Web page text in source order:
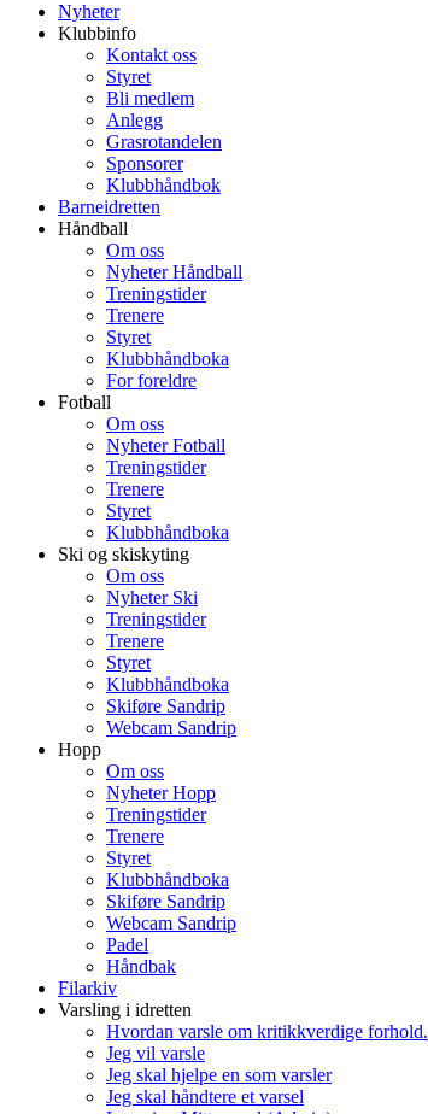
Nyheter
Klubbinfo
Kontakt oss
Styret
Bli medlem
Anlegg
Grasrotandelen
Sponsorer
Klubbhåndbok
Barneidretten
Håndball
Om oss
Nyheter Håndball
Treningstider
Trenere
Styret
Klubbhåndboka
For foreldre
Fotball
Om oss
Nyheter Fotball
Treningstider
Trenere
Styret
Klubbhåndboka
Ski og skiskyting
Om oss
Nyheter Ski
Treningstider
Trenere
Styret
Klubbhåndboka
Skiføre Sandrip
Webcam Sandrip
Hopp
Om oss
Nyheter Hopp
Treningstider
Trenere
Styret
Klubbhåndboka
Skiføre Sandrip
Webcam Sandrip
Padel
Håndbak
Filarkiv
Varsling i idretten
Hvordan varsle om kritikkverdige forhold.
Jeg vil varsle
Jeg skal hjelpe en som varsler
Jeg skal håndtere et varsel